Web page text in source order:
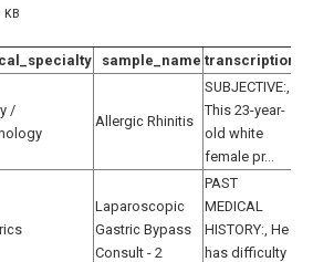
sample_name transcription
/
Allergic Rhinitis
SUBJECTIVE:,
This 23-year-
old white
female pr...
Laparoscopic
Gastric Bypass
Consult - 2
PAST
MEDICAL
HISTORY:, He
has difficulty